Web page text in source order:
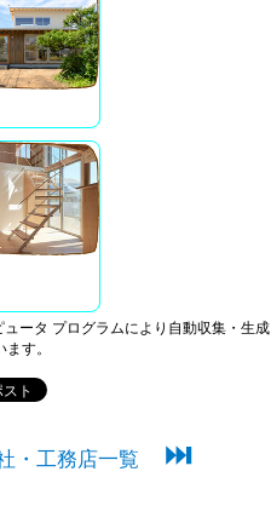
ータ プログラムにより自動収集・生成
す。
・工務店一覧 ⏭